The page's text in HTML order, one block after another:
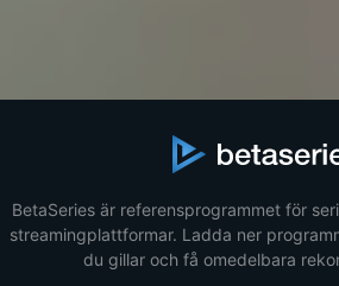
BetaSeries är referensprogrammet för
streamingplattformar. Ladda ner
du gillar och få omedelbara